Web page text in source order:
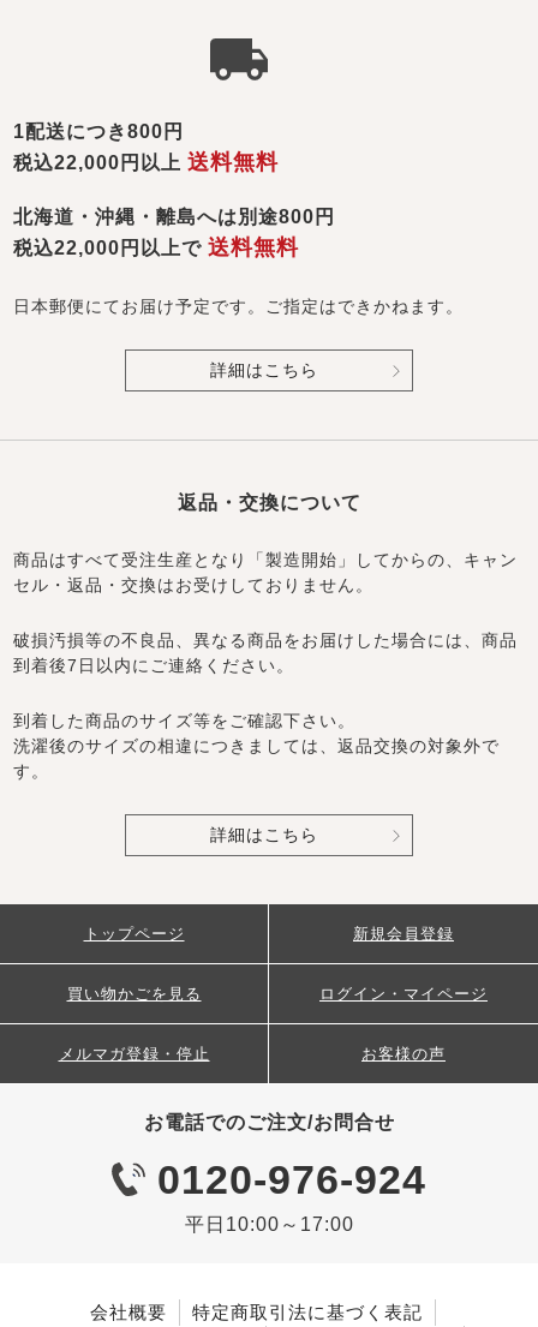
1配送につき800円
税込22,000円以上送料無料
北海道・沖縄・離島へは別途800円
税込22,000円以上で送料無料
日本郵便にてお届け予定です。ご指定はできかねます。
詳細はこちら
返品・交換について
商品はすべて受注生産となり「製造開始」してからの、キャン
セル・返品・交換はお受けしておりません。
破損汚損等の不良品、異なる商品をお届けした場合には、商品
到着後7日以内にご連絡ください。
到着した商品のサイズ等をご確認下さい。
洗濯後のサイズの相違につきましては、返品交換の対象外で
す。
詳細はこちら
お電話でのご注文/お問合せ
0120-976-924
平日10:00～17:00
トップページ 新規会員登録
買い物かごを見る ログイン・マイページ
メルマガ登録・停止 お客様の声
会社概要 特定商取引法に基づく表記